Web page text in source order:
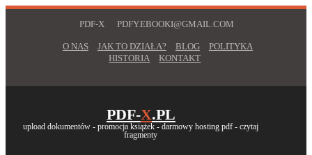
PDF-X PDFY.EBOOKI@GMAIL.COM
O NAS JAK TO DZIAŁA? BLOG
POLITYKA
HISTORIA
KONTAKT
PDF-X.PL
upload dokumentów - promocja książek - darmowy hosting pdf - czytaj
fragmenty